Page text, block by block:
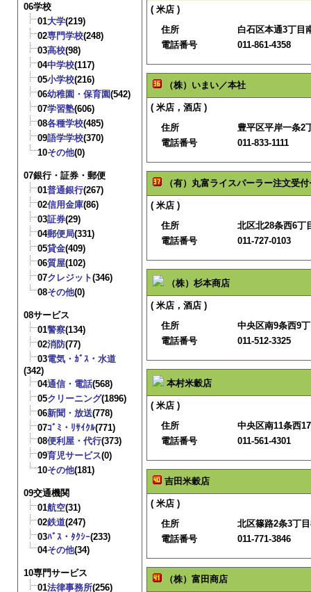
06学校
01大学(219)
02専門学校(248)
03高校(98)
04中学校(117)
05小学校(216)
06幼稚園・保育園(542)
07学習塾(606)
08各種学校(485)
09語学学校(370)
10その他(0)
07銀行・証券・郵便
01普通銀行(267)
02信用金庫(86)
03証券(29)
04郵便局(331)
05貸金(409)
06質屋(102)
07クレジット(346)
08その他(0)
08サービス
01警察(134)
02消防(77)
03電気・ｶﾞｽ・水道
(342)
04通信・電話(568)
05クリーニング(1896)
06新聞・放送(778)
07ｺﾞﾐ・ﾘｻｲｸﾙ(771)
08便利屋・代行(373)
09育児サービス(0)
10その他(181)
09交通機関
01航空(31)
02鉄道(247)
03ﾊﾞｽ・ﾀｸｼｰ(233)
04その他(34)
10専門サービス
01法律事務所(256)
( 米店 )
住所
白石区本通3丁目
電話番号
011-861-4358
（株）いまい／本社
( 米店，酒店 )
住所
豊平区平岸一条2
電話番号
011-833-1111
（有）丸富ライスパーラー注文受
( 米店 )
住所
北区北28条西6丁
電話番号
011-727-0103
（株）杉本商店
( 米店，酒店 )
住所
中央区南9条西9
電話番号
011-512-3325
本村米穀店
( 米店 )
住所
中央区南11条西
電話番号
011-561-4301
吉田米穀店
( 米店 )
住所
北区篠路2条3丁
電話番号
011-771-3846
（株）富田商店